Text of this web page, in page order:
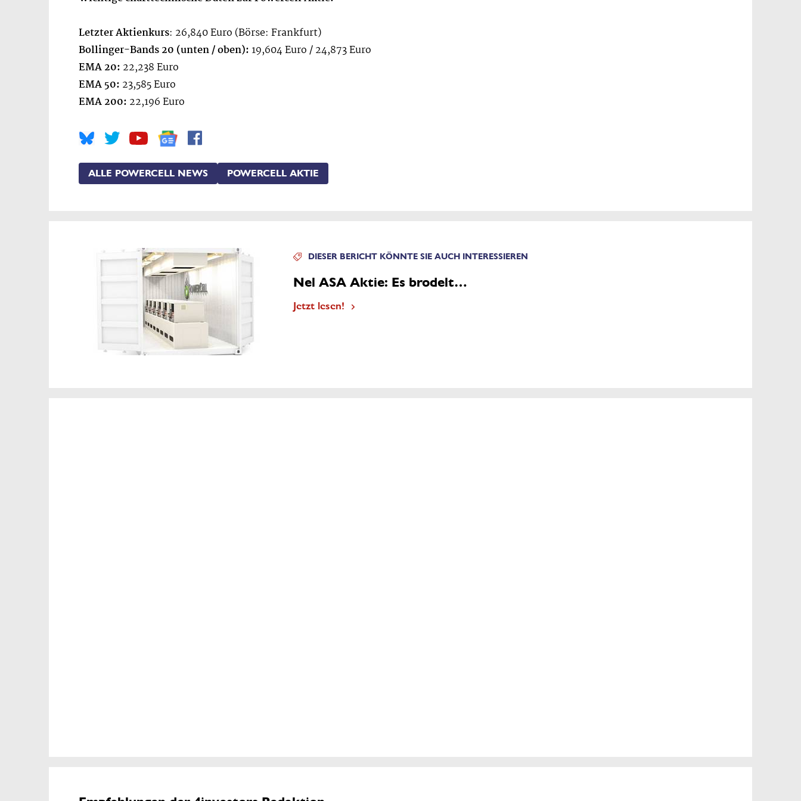
Letzter Aktienkurs: 26,840 Euro (Börse: Frankfurt)
Bollinger-Bands 20 (unten / oben): 19,604 Euro / 24,873 Euro
EMA 20: 22,238 Euro
EMA 50: 23,585 Euro
EMA 200: 22,196 Euro
ALLE POWERCELL NEWS POWERCELL AKTIE
DIESER BERICHT KÖNNTE SIE AUCH INTERESSIEREN
Nel ASA Aktie: Es brodelt…
Jetzt lesen!